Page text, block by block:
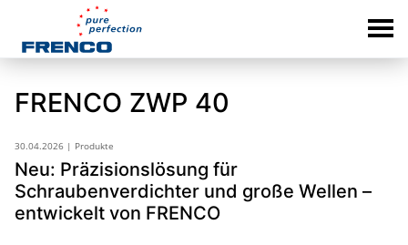
FRENCO ZWP 40
30.04.2026 | Produkte
Neu: Präzisionslösung für
Schraubenverdichter und große Wellen –
entwickelt von FRENCO